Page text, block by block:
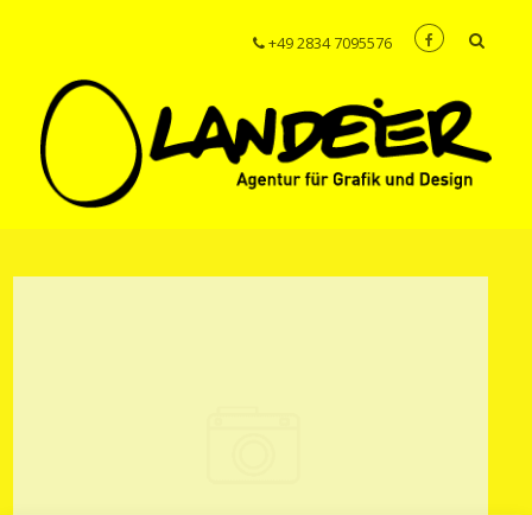
+49 2834 7095576